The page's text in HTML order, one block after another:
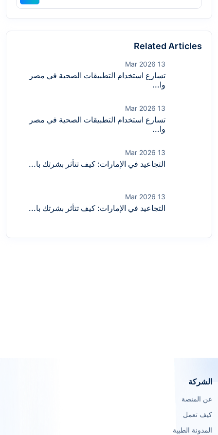
Related Articles
13 Mar 2026
تسارع استخدام التطبيقات الصحية في مصر
وا...
13 Mar 2026
تسارع استخدام التطبيقات الصحية في مصر
وا...
13 Mar 2026
التجاعيد في الإمارات: كيف تتأثر بشرتك با...
13 Mar 2026
التجاعيد في الإمارات: كيف تتأثر بشرتك با...
الشركة
عن المنصة
كيف تعمل
المدونة الطبية